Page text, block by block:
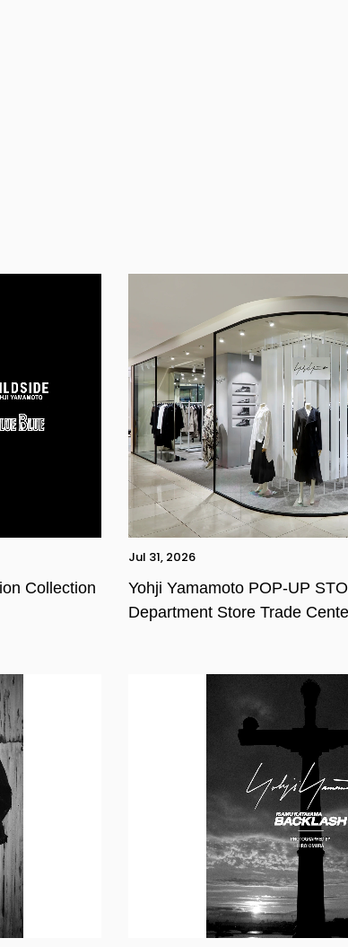
Collection
Jul 31, 2026
Yohji Yamamoto POP-UP
Department Store Trade